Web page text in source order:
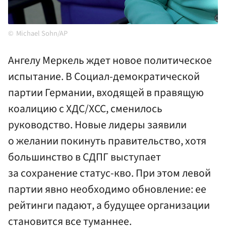
Michael Sohn/AP
Ангелу Меркель ждет новое политическое
испытание. В Социал-демократической
партии Германии, входящей в правящую
коалицию с ХДС/ХСС, сменилось
руководство. Новые лидеры заявили
о желании покинуть правительство, хотя
большинство в СДПГ выступает
за сохранение статус-кво. При этом левой
партии явно необходимо обновление: ее
рейтинги падают, а будущее организации
становится все туманнее.